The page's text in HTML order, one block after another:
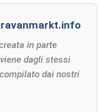
in parte
dagli stessi
dai nostri